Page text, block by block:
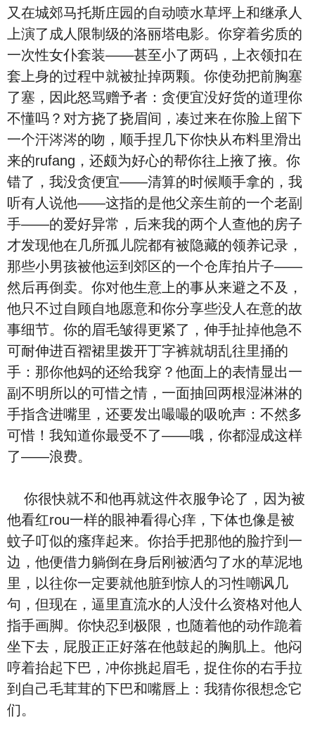
又在城郊马托斯庄园的自动喷水草坪上和继承人
上演了成人限制级的洛丽塔电影。你穿着劣质的
一次性女仆套装——甚至小了两码，上衣领扣在
套上身的过程中就被扯掉两颗。你使劲把前胸塞
了塞，因此怒骂赠予者：贪便宜没好货的道理你
不懂吗？对方挠了挠眉间，凑过来在你脸上留下
一个汗涔涔的吻，顺手捏几下你快从布料里滑出
来的rufang，还颇为好心的帮你往上掖了掖。你
错了，我没贪便宜——清算的时候顺手拿的，我
听有人说他——这指的是他父亲生前的一个老副
手——的爱好异常，后来我的两个人查他的房子
才发现他在几所孤儿院都有被隐藏的领养记录，
那些小男孩被他运到郊区的一个仓库拍片子——
然后再倒卖。你对他生意上的事从来避之不及，
他只不过自顾自地愿意和你分享些没人在意的故
事细节。你的眉毛皱得更紧了，伸手扯掉他急不
可耐伸进百褶裙里拨开丁字裤就胡乱往里捅的
手：那你他妈的还给我穿？他面上的表情显出一
副不明所以的可惜之情，一面抽回两根湿淋淋的
手指含进嘴里，还要发出嘬嘬的吸吮声：不然多
可惜！我知道你最受不了——哦，你都湿成这样
了——浪费。
你很快就不和他再就这件衣服争论了，因为被
他看红rou一样的眼神看得心痒，下体也像是被
蚊子叮似的瘙痒起来。你抬手把那他的脸拧到一
边，他便借力躺倒在身后刚被洒匀了水的草泥地
里，以往你一定要就他脏到惊人的习性嘲讽几
句，但现在，逼里直流水的人没什么资格对他人
指手画脚。你快忍到极限，也随着他的动作跪着
坐下去，屁股正正好落在他鼓起的胸肌上。他闷
哼着抬起下巴，冲你挑起眉毛，捉住你的右手拉
到自己毛茸茸的下巴和嘴唇上：我猜你很想念它
们。